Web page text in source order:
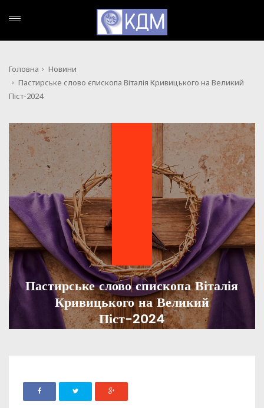
Головна
Новини
Пастирське слово єпископа Віталія Кривицького на Великий
Піст-2024
Пастирське слово єпископа Віталія
Кривицького на Великий
Піст-2024